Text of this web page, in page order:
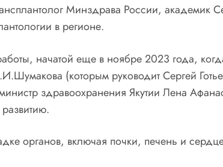
Минздрава России, академик
в регионе.
начатой еще в ноябре 2023 года,
(которым руководит Сергей
здравоохранения Якутии Лена
органов, включая почки, печень и